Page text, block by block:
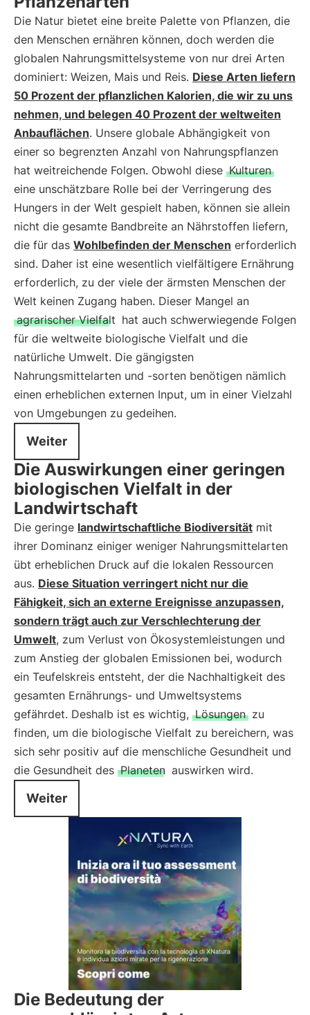
Die Natur bietet eine breite Palette von Pflanzen, die
den Menschen ernähren können, doch werden die
globalen Nahrungsmittelsysteme von nur drei Arten
dominiert: Weizen, Mais und Reis. Diese Arten liefern
50 Prozent der pflanzlichen Kalorien, die wir zu uns
nehmen, und belegen 40 Prozent der weltweiten
Anbauflächen. Unsere globale Abhängigkeit von
einer so begrenzten Anzahl von Nahrungspflanzen
hat weitreichende Folgen. Obwohl diese Kulturen
eine unschätzbare Rolle bei der Verringerung des
Hungers in der Welt gespielt haben, können sie allein
nicht die gesamte Bandbreite an Nährstoffen liefern,
die für das Wohlbefinden der Menschen erforderlich
sind. Daher ist eine wesentlich vielfältigere Ernährung
erforderlich, zu der viele der ärmsten Menschen der
Welt keinen Zugang haben. Dieser Mangel an
agrarischer Vielfalt hat auch schwerwiegende Folgen
für die weltweite biologische Vielfalt und die
natürliche Umwelt. Die gängigsten
Nahrungsmittelarten und -sorten benötigen nämlich
einen erheblichen externen Input, um in einer Vielzahl
von Umgebungen zu gedeihen.
Weiter
Die Auswirkungen einer geringen
biologischen Vielfalt in der
Landwirtschaft
Die geringe landwirtschaftliche Biodiversität mit
ihrer Dominanz einiger weniger Nahrungsmittelarten
übt erheblichen Druck auf die lokalen Ressourcen
aus. Diese Situation verringert nicht nur die
Fähigkeit, sich an externe Ereignisse anzupassen,
sondern trägt auch zur Verschlechterung der
Umwelt, zum Verlust von Ökosystemleistungen und
zum Anstieg der globalen Emissionen bei, wodurch
ein Teufelskreis entsteht, der die Nachhaltigkeit des
gesamten Ernährungs- und Umweltsystems
gefährdet. Deshalb ist es wichtig, Lösungen zu
finden, um die biologische Vielfalt zu bereichern, was
sich sehr positiv auf die menschliche Gesundheit und
die Gesundheit des Planeten auswirken wird.
Weiter
Die Bedeutung der